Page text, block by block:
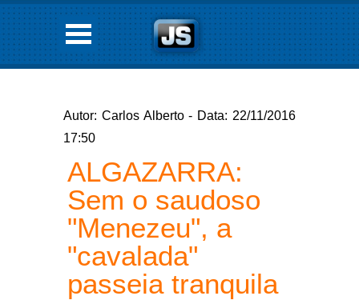
Autor: Carlos Alberto - Data: 22/11/2016
17:50
ALGAZARRA:
Sem o saudoso
"Menezeu", a
"cavalada"
passeia tranquila